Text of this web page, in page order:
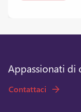
Appassionati di
Contattaci